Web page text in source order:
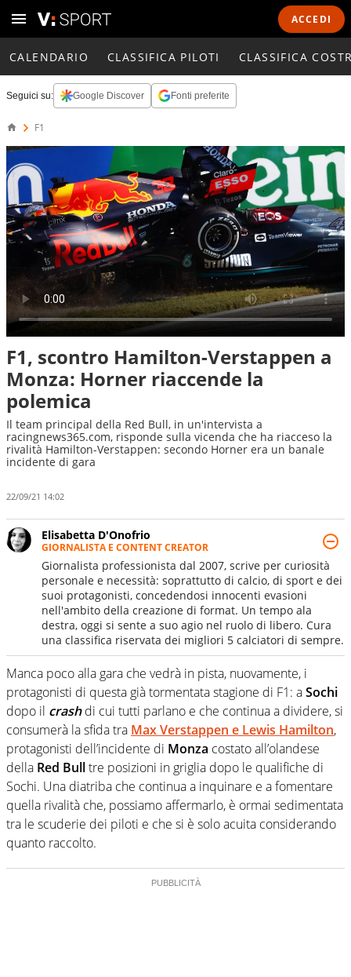
ACCEDI
CALENDARIO CLASSIFICA PILOTI CLASSIFICA
Seguici su: Google Discover Fonti preferite
F1
F1, scontro Hamilton-Verstappen a
Monza: Horner riaccende la
polemica
Il team principal della Red Bull, in un'intervista a
racingnews365.com, risponde sulla vicenda che ha riacceso la
rivalità Hamilton-Verstappen: secondo Horner era un banale
incidente di gara
22/09/21 14:02
Elisabetta D'Onofrio
GIORNALISTA E CONTENT CREATOR
Giornalista professionista dal 2007, scrive per curiosità
personale e necessità: soprattutto di calcio, di sport e dei
suoi protagonisti, concedendosi innocenti evasioni
nell'ambito della creazione di format. Un tempo ala
destra, oggi si sente a suo agio nel ruolo di libero. Cura
una classifica riservata dei migliori 5 calciatori di sempre.
Manca poco alla gara che vedrà in pista, nuovamente, i
protagonisti di questa già tormentata stagione di F1: aSochi
dopo il crashdi cui tutti parlano e che continua a dividere, si
consumerà la sfida tra Max Verstappen e Lewis Hamilton,
protagonisti dell’incidente di Monza costato all’olandese
della Red Bulltre posizioni in griglia dopo le qualifiche di
Sochi. Una diatriba che continua a inquinare e a fomentare
quella rivalità che, possiamo affermarlo, è ormai sedimentata
tra le scuderie dei piloti e che si è solo acuita considerando
quanto raccolto.